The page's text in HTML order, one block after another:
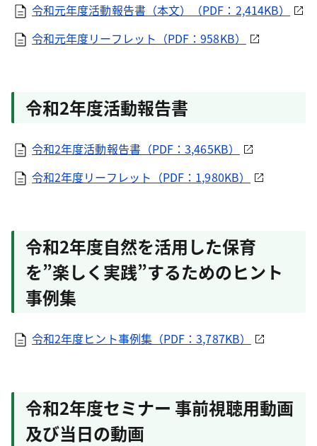
令和元年度活動報告書（本文）（PDF：2,414KB）
令和元年度リーフレット（PDF：958KB）
令和2年度活動報告書
令和2年度活動報告書（PDF：3,465KB）
令和2年度リーフレット（PDF：1,980KB）
令和2年度自然を活用した保育
を”楽しく実践”するためのヒント
事例集
令和2年度ヒント事例集（PDF：3,787KB）
令和2年度セミナー 事前視聴用動画
及び当日の動画